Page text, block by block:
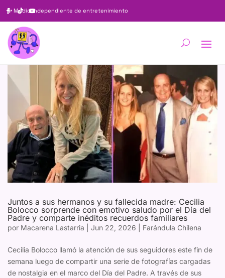
✨ Medio independiente de entretenimiento
Juntos a sus hermanos y su fallecida madre: Cecilia
Bolocco sorprende con emotivo saludo por el Día del
Padre y comparte inéditos recuerdos familiares
por Macarena Lastarria Jun 22, 2026 Farándula Chilena
Cecilia Bolocco llamó la atención de sus seguidores este fin de
semana luego de compartir una serie de fotografías cargadas
de nostalgia en el marco del Día del Padre. A través de sus